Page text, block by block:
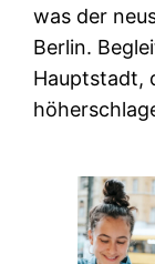
was der
Berlin.
Hauptstadt,